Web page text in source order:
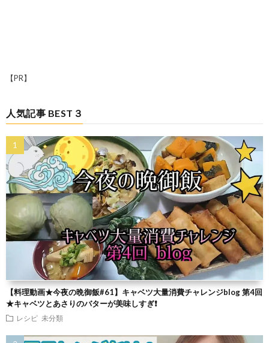
【PR】
人気記事 BEST３
【料理動画★今夜の晩御飯#61】キャベツ大量消費チャレンジblog 第4回
★キャベツとあさりのバターが美味しすぎ❗
レシピ 未分類